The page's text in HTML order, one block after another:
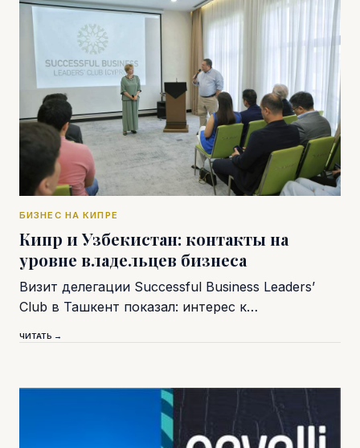
БИЗНЕС НА КИПРЕ
Кипр и Узбекистан: контакты на
уровне владельцев бизнеса
Визит делегации Successful Business Leaders’
Club в Ташкент показал: интерес к…
ЧИТАТЬ →